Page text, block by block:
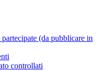
(da pubblicare in
controllati